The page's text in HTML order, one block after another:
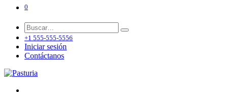
0
+1 555-555-5556
Iniciar sesión
Contáctanos